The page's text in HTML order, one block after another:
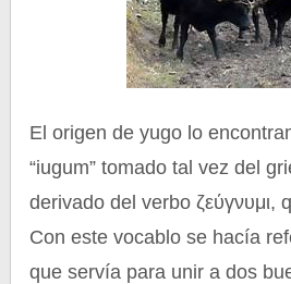
El origen de yugo lo
“iugum” tomado tal vez del
derivado del verbo ζεύγνυμι,
Con este vocablo se hacía
que servía para unir a dos